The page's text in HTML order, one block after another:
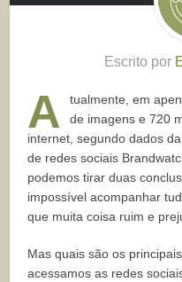
Escrito por
A
tualmente, em
de imagens e 720
internet, segundo dados
de redes sociais
podemos tirar duas
impossível acompanhar
que muita coisa ruim e
Mas quais são os
acessamos as redes